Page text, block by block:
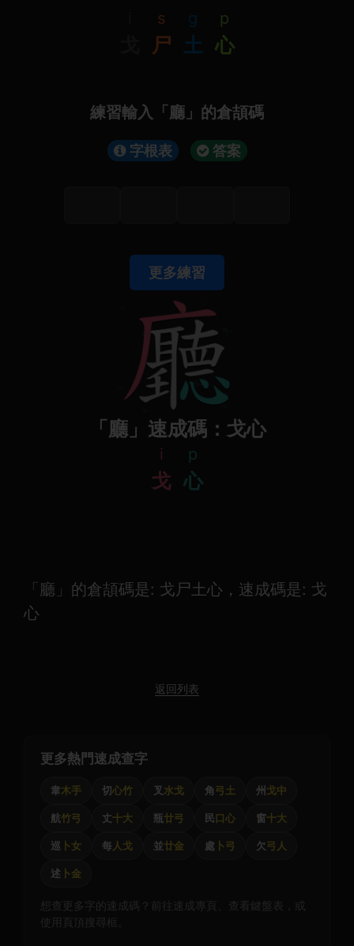
s
尸
g
土
p
心
練習輸入「廳」的倉頡碼
字根表 答案
更多練習
「廳」速成碼：戈心
i
戈
p
心
「廳」的倉頡碼是: 戈尸土心，速成碼是: 戈
心
返回列表
更多熱門速成查字
韋木手 切心竹 叉 水戈 角弓土 州 戈中
航竹弓 丈十大 瓶廿弓 民口心 窗十大
巡 卜女 每人戈 並廿金 處 卜弓 欠弓人
述 卜金
想查更多字的速成碼？前往速成專頁、查看鍵盤表，或
使用頁頂搜尋框。